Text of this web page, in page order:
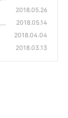
2018.05.26
2018.05.14
2018.04.04
2018.03.13